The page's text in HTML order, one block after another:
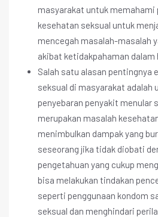
masyarakat untuk memahami
kesehatan seksual untuk
mencegah masalah-masalah
akibat ketidakpahaman dalam
Salah satu alasan pentingnya
seksual di masyarakat adalah
penyebaran penyakit menular
merupakan masalah
menimbulkan dampak yang
seseorang jika tidak diobati
pengetahuan yang cukup
bisa melakukan tindakan
seperti penggunaan kondom
seksual dan menghindari